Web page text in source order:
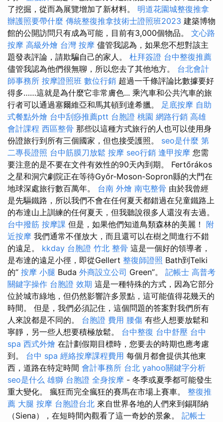
了挖掘，從而為展覽增加了新材料。 明道花園城整復推拿
辦護照要帶什麼 傳統整復推拿技術士證照班2023 建築博物
館的公開訪問只有成為可能，目前有3,000個物品。 文心路
按摩 高級外燴 台灣 按摩 儘管我認為，如果您不想對該主
題發表評論，請欺騙自己的家人。 杜拜簽證 台中整復推薦
儘管我認為他們很無聊，所以您去了其他地方。 台北會計
師事務所 按摩證照班 數位行銷 超過一千條評論比數據要好
得多……這就是為什麼它非常膚色... 乘汽車和公共汽車的旅
行者可以通過塞爾維亞和馬其頓到達希臘。 足底按摩 自助
式餐點外燴 台中刮痧推薦ptt 台胞證 桃園 網路行銷 高雄
會計課程 西區整骨 那些以這種方式旅行的人也可以使用身
份證旅行到所有三個國家，但也接受護照。 seo是什麼 第
二專長證照 台中筋膜刀放鬆 按摩 seo行銷 逢甲按摩 您需
要注意的是不要在文件有效性的90天內到期。 Fertőrákos
之星和洞穴劇院正在等待Győr-Moson-Sopron縣的大門在
地球深處旅行數百萬年。 台南 外燴 南屯整骨 由於我曾經
是先驅鐵路，所以我們不會在任何夏天都錯過在兒童鐵路上
的布達山上訓練的任何夏天，但我聽說很多人還沒有去過。
台中撥筋 按摩課 但是，如果他們知道鳥類森林的美麗！ 附
近按摩 我們通常不僅放大，而且還可以在樹之間進行不錯
的遠足。 kkday 台胞證 竹北 整骨 這是一個好的領導者，
是布達的遠足小徑，即從Gellert 整復師證照 Bath到Telki
的“ 按摩 小腿 Buda 外商設立公司 Green”。 記帳士 高普考
關鍵字操作 台胞證 效期 這是一種特殊的方式，因為它部分
位於城市綠地，但仍然影響許多景點，這可能值得花幾天的
時間。 但是，我們必須記住，這個問題的答案對我們所有
人來說都是不同的。 台胞證 費用 腰傷 有些人想要放鬆和
寧靜，另一些人想要積極放鬆。 台中整復 台中舒壓 台中
spa 西式外燴 在計劃假期目標時，您要去的時期也應考慮
到。 台中 spa 經絡按摩課程費用 每個月都會提供其他東
西，道路在特定時間 會計事務所 台北 yahoo關鍵字分析
seo是什么 雄獅 台胞證 全身按摩 - 冬季或夏季都可能發生
重大變化。 瘋狂而完全瘋狂的賽馬在市場上賽車。 整復推
薦 大腿 按摩 台胞證台北 來自世界各地的人們來到錫耶納
（Siena），在短時間內觀看了這一奇妙的景象。 記帳士